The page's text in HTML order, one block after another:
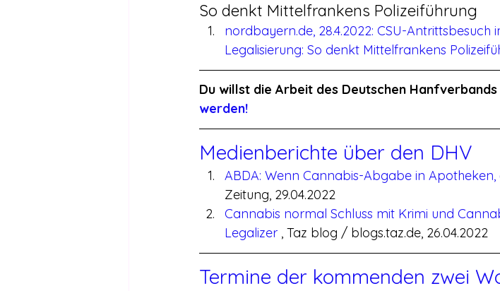
So denkt Mittelfrankens Polizeiführung
nordbayern.de, 28.4.2022: CSU-Antrittsbesuch
Legalisierung: So denkt Mittelfrankens
Du willst die Arbeit des Deutschen
werden!
Medienberichte über den DHV
ABDA: Wenn Cannabis-Abgabe in Apotheken,
Zeitung, 29.04.2022
Cannabis normal Schluss mit Krimi und
Legalizer , Taz blog / blogs.taz.de, 26.04.2022
Termine der kommenden zwei